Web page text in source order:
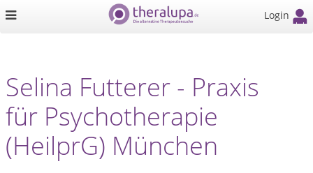
Login
Selina Futterer - Praxis
für Psychotherapie
(HeilprG) München